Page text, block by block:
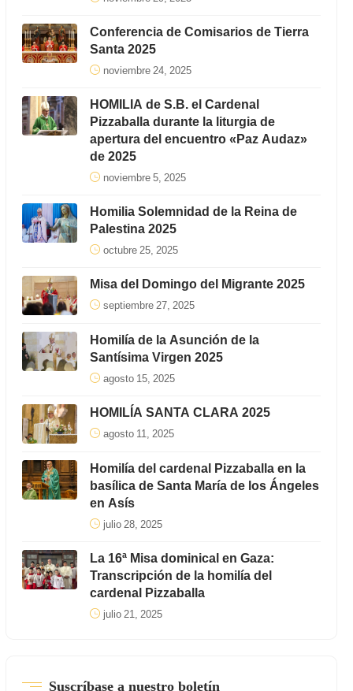
Conferencia de Comisarios de Tierra
Santa 2025
noviembre 24, 2025
HOMILIA de S.B. el Cardenal
Pizzaballa durante la liturgia de
apertura del encuentro «Paz Audaz»
de 2025
noviembre 5, 2025
Homilia Solemnidad de la Reina de
Palestina 2025
octubre 25, 2025
Misa del Domingo del Migrante 2025
septiembre 27, 2025
Homilía de la Asunción de la
Santísima Virgen 2025
agosto 15, 2025
HOMILÍA SANTA CLARA 2025
agosto 11, 2025
Homilía del cardenal Pizzaballa en la
basílica de Santa María de los Ángeles
en Asís
julio 28, 2025
La 16ª Misa dominical en Gaza:
Transcripción de la homilía del
cardenal Pizzaballa
julio 21, 2025
Suscríbase a nuestro boletín